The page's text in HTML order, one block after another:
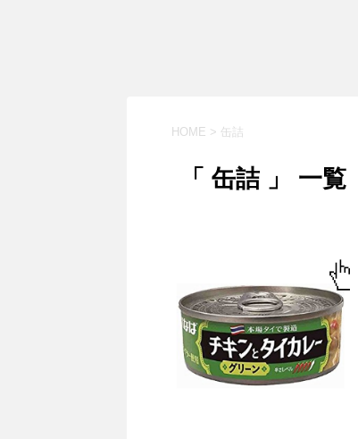
HOME > 缶詰
「 缶詰 」 一覧